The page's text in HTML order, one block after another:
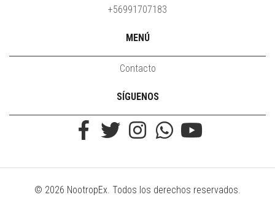
+56991707183
MENÚ
Contacto
SÍGUENOS
© 2026 NootropEx. Todos los derechos reservados.